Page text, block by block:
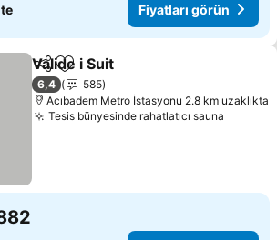
Fiyatları görün
PaylaşFavorilerime ekle
Valide i Suit
6,4
585
Acıbadem Metro İstasyonu 2.8 km uzaklıkta
Tesis bünyesinde rahatlatıcı sauna